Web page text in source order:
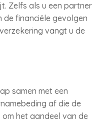
Zelfs als u een partner
de financiële gevolgen
vangt u de
samen met een
af die de
het aandeel van de